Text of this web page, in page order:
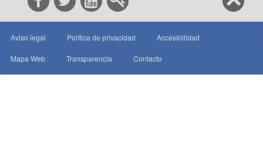
Aviso legal Política de privacidad Accesibilidad
Mapa Web Transparencia Contacto